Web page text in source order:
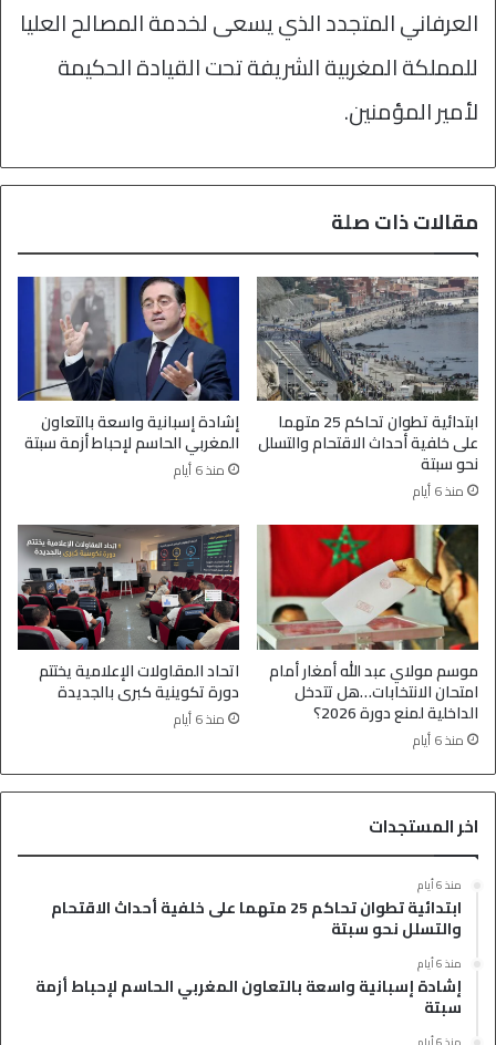
العرفاني المتجدد الذي يسعى لخدمة المصالح العليا
للمملكة المغربية الشريفة تحت القيادة الحكيمة
لأمير المؤمنين.
مقالات ذات صلة
ابتدائية تطوان تحاكم 25 متهما
على خلفية أحداث الاقتحام والتسلل
نحو سبتة
منذ 6 أيام
إشادة إسبانية واسعة بالتعاون
المغربي الحاسم لإحباط أزمة سبتة
منذ 6 أيام
موسم مولاي عبد الله أمغار أمام
امتحان الانتخابات…هل تتدخل
الداخلية لمنع دورة 2026؟
منذ 6 أيام
اتحاد المقاولات الإعلامية يختتم
دورة تكوينية كبرى بالجديدة
منذ 6 أيام
اخر المستجدات
منذ 6 أيام
ابتدائية تطوان تحاكم 25 متهما على خلفية أحداث الاقتحام
والتسلل نحو سبتة
منذ 6 أيام
إشادة إسبانية واسعة بالتعاون المغربي الحاسم لإحباط أزمة
سبتة